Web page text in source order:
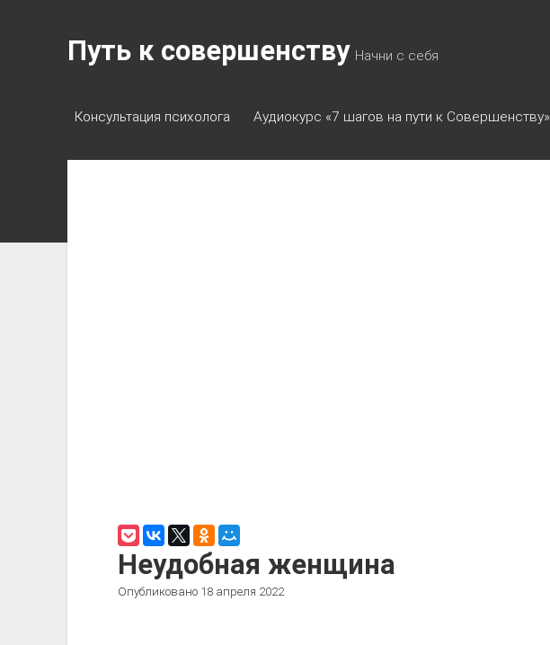
Путь к совершенству Начни с себя
Консультация психолога Аудиокурс «7 шагов на пути к Совершенству»
Неудобная женщина
Опубликовано 18 апреля 2022